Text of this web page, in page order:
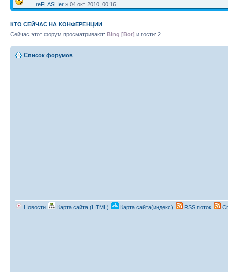
reFLASHer » 04 окт 2010, 00:16
КТО СЕЙЧАС НА КОНФЕРЕНЦИИ
Сейчас этот форум просматривают: Bing [Bot] и гости: 2
Список форумов
Новости Карта сайта (HTML) Карта сайта(индекс) RSS поток